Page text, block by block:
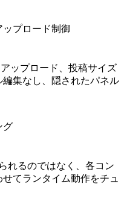
プロード制御
ップロード、投稿サイズ
集なし、隠されたパネル
グ
れるのではなく、各コン
てランタイム動作をチュ